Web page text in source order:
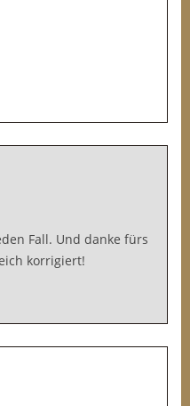
Fall. Und danke fürs
korrigiert!